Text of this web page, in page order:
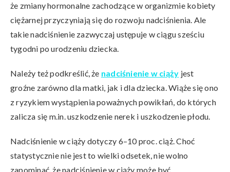
że zmiany hormonalne zachodzące w organizmie kobiety
ciężarnej przyczyniają się do rozwoju nadciśnienia. Ale
takie nadciśnienie zazwyczaj ustępuje w ciągu sześciu
tygodni po urodzeniu dziecka.
Należy też podkreślić, że nadciśnienie w ciąży jest
groźne zarówno dla matki, jak i dla dziecka. Wiąże się ono
z ryzykiem wystąpienia poważnych powikłań, do których
zalicza się m.in. uszkodzenie nerek i uszkodzenie płodu.
Nadciśnienie w ciąży dotyczy 6–10 proc. ciąż. Choć
statystycznie nie jest to wielki odsetek, nie wolno
zapominać, że nadciśnienie w ciąży może być